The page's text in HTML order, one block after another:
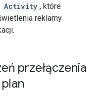
Activity , które
reklamy
przełączenia